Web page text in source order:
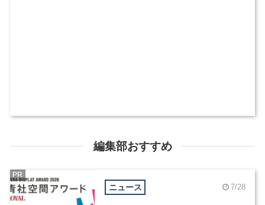
編集部おすすめ
ニュース 7/28
PR